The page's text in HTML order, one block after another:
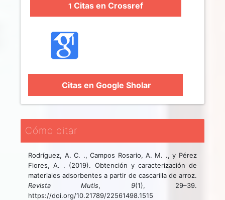
1 Citas en Crossref
Citas en Google Sholar
Cómo citar
Rodríguez, A. C. ., Campos Rosario, A. M. ., y Pérez
Flores, A. . (2019). Obtención y caracterización de
materiales adsorbentes a partir de cascarilla de arroz.
Revista Mutis, 9(1), 29–39.
https://doi.org/10.21789/22561498.1515